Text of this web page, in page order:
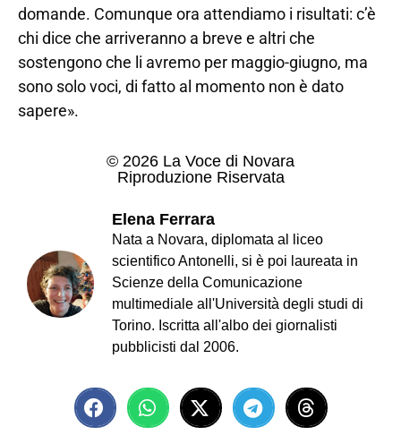
domande. Comunque ora attendiamo i risultati: c’è
chi dice che arriveranno a breve e altri che
sostengono che li avremo per maggio-giugno, ma
sono solo voci, di fatto al momento non è dato
sapere».
© 2026 La Voce di Novara
Riproduzione Riservata
Elena Ferrara
Nata a Novara, diplomata al liceo
scientifico Antonelli, si è poi laureata in
Scienze della Comunicazione
multimediale all'Università degli studi di
Torino. Iscritta all'albo dei giornalisti
pubblicisti dal 2006.